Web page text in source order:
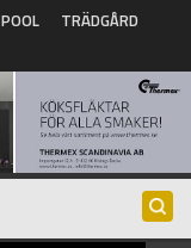
POOL
TRÄDGÅRD